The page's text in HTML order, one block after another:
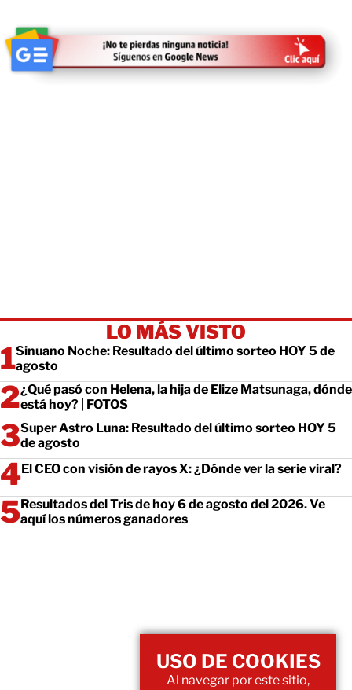
LO MÁS VISTO
Sinuano Noche: Resultado del último sorteo HOY 5 de
agosto
¿Qué pasó con Helena, la hija de Elize Matsunaga, dónde
está hoy? | FOTOS
Super Astro Luna: Resultado del último sorteo HOY 5
de agosto
El CEO con visión de rayos X: ¿Dónde ver la serie viral?
Resultados del Tris de hoy 6 de agosto del 2026. Ve
aquí los números ganadores
USO DE COOKIES
Al navegar por este sitio,